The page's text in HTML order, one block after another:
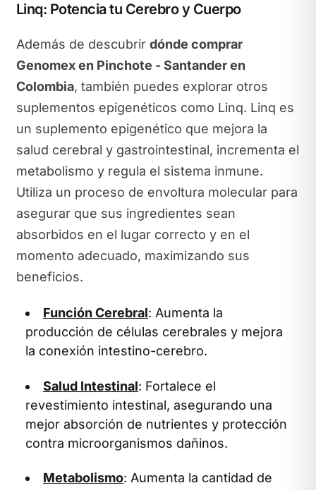
Linq: Potencia tu Cerebro y Cuerpo
Además de descubrir dónde comprar
Genomex en Pinchote - Santander en
Colombia, también puedes explorar otros
suplementos epigenéticos como Linq. Linq es
un suplemento epigenético que mejora la
salud cerebral y gastrointestinal, incrementa el
metabolismo y regula el sistema inmune.
Utiliza un proceso de envoltura molecular para
asegurar que sus ingredientes sean
absorbidos en el lugar correcto y en el
momento adecuado, maximizando sus
beneficios.
Función Cerebral: Aumenta la
producción de células cerebrales y mejora
la conexión intestino-cerebro.
Salud Intestinal: Fortalece el
revestimiento intestinal, asegurando una
mejor absorción de nutrientes y protección
contra microorganismos dañinos.
Metabolismo: Aumenta la cantidad de